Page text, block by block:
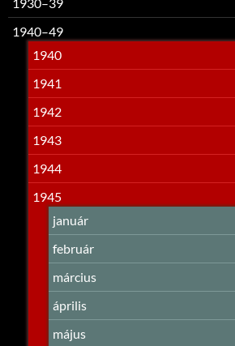
1940–49
1940
1941
1942
1943
1944
1945
január
február
március
április
május